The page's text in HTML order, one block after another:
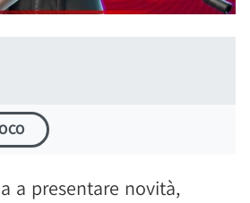
a presentare novità,